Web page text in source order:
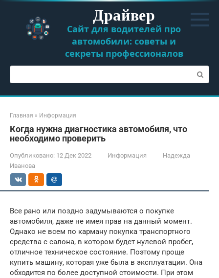
Перейти
контенту
Драйвер
Сайт для водителей про
автомобили: советы и
секреты профессионалов
Поиск:
Главная » Информация
Когда нужна диагностика автомобиля, что
необходимо проверить
Опубликовано: 12 Дек 2022 Информация
Надежда
Иванова
Все рано или поздно задумываются о покупке
автомобиля, даже не имея прав на данный момент.
Однако не всем по карману покупка транспортного
средства с салона, в котором будет нулевой пробег,
отличное техническое состояние. Поэтому проще
купить машину, которая уже была в эксплуатации. Она
обходится по более доступной стоимости. При этом